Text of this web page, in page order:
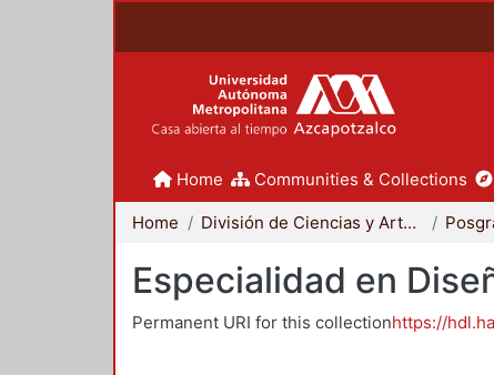
Home Communities & Collections
Home División de Ciencias y Artes para el Diseño
Especialidad en
Permanent URI for this collectionhttps://